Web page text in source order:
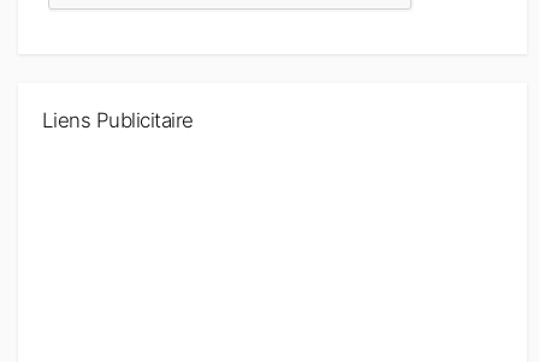
Liens Publicitaire